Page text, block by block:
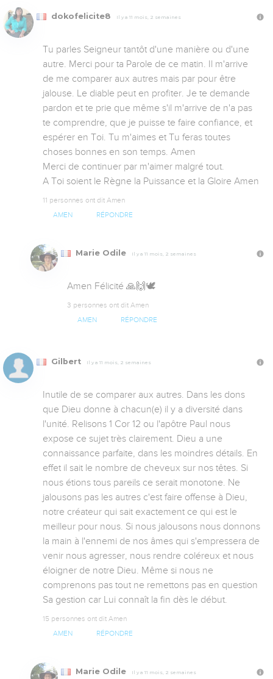
dokofelicite8 Il y a 11 mois, 2 semaines
Tu parles Seigneur tantôt d'une manière ou d'une
autre. Merci pour ta Parole de ce matin. Il m'arrive
de me comparer aux autres mais par pour être
jalouse. Le diable peut en profiter. Je te demande
pardon et te prie que même s'il m'arrive de n'a pas
te comprendre, que je puisse te faire confiance, et
espérer en Toi. Tu m'aimes et Tu feras toutes
choses bonnes en son temps. Amen
Merci de continuer par m'aimer malgré tout.
A Toi soient le Règne la Puissance et la Gloire Amen
11 personnes ont dit Amen
AMEN RÉPONDRE
Marie Odile Il y a 11 mois, 2 semaines
Amen Félicité 🙏🙌🕊️
3 personnes ont dit Amen
AMEN RÉPONDRE
Gilbert Il y a 11 mois, 2 semaines
Inutile de se comparer aux autres. Dans les dons
que Dieu donne à chacun(e) il y a diversité dans
l'unité. Relisons 1 Cor 12 ou l'apôtre Paul nous
expose ce sujet très clairement. Dieu a une
connaissance parfaite, dans les moindres détails. En
effet il sait le nombre de cheveux sur nos têtes. Si
nous étions tous pareils ce serait monotone. Ne
jalousons pas les autres c'est faire offense à Dieu,
notre créateur qui sait exactement ce qui est le
meilleur pour nous. Si nous jalousons nous donnons
la main à l'ennemi de nos âmes qui s'empressera de
venir nous agresser, nous rendre coléreux et nous
éloigner de notre Dieu. Même si nous ne
comprenons pas tout ne remettons pas en question
Sa gestion car Lui connaît la fin dès le début.
15 personnes ont dit Amen
AMEN RÉPONDRE
Marie Odile Il y a 11 mois, 2 semaines